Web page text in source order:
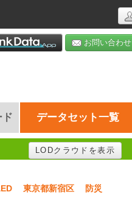
お問い合わせ
データセット一覧
LODクラウドを表示
東京都新宿区
防災